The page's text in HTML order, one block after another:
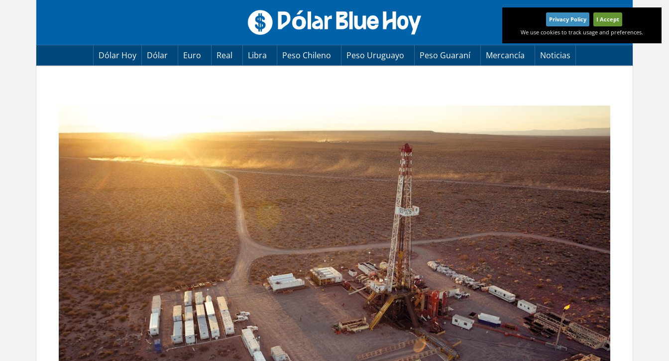
Dólar Hoy Dólar Euro Real Libra Peso Chileno Peso Uruguayo Peso Guaraní Mercancía Noticias
Privacy Policy
I Accept
We use cookies to track usage and preferences.